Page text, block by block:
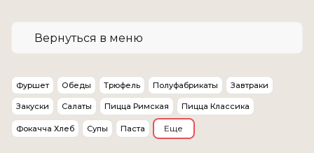
Вернуться в меню
Фуршет Обеды Трюфель Полуфабрикаты Завтраки
Закуски Салаты Пицца Римская Пицца Классика
Фокачча Хлеб Супы Паста Еще